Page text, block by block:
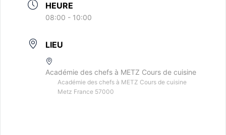
HEURE
08:00 - 10:00
LIEU
Académie des chefs à METZ Cours de cuisine
Académie des chefs à METZ Cours de cuisine
Metz France 57000